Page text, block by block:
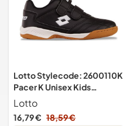
Lotto Stylecode: 2600110K
Pacer K Unisex Kids
Sportschuh Black/White 35
Lotto
16,79 € 18,59 €